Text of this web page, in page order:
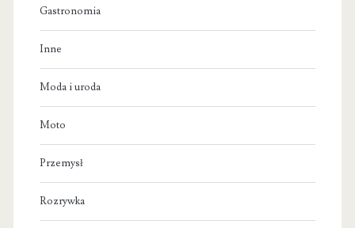
Gastronomia
Inne
Moda i uroda
Moto
Przemysł
Rozrywka